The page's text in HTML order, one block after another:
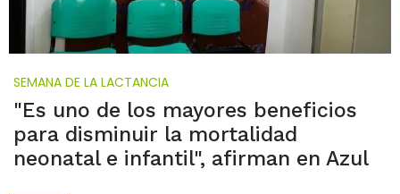
SEMANA DE LA LACTANCIA
"Es uno de los mayores beneficios
para disminuir la mortalidad
neonatal e infantil", afirman en Azul